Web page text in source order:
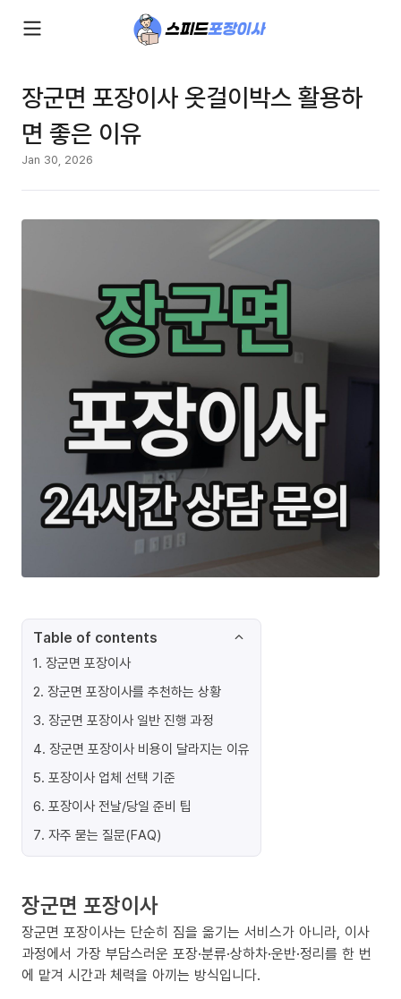
장군면 포장이사 옷걸이박스 활용하
면 좋은 이유
Jan 30, 2026
Table of contents
1. 장군면 포장이사
2. 장군면 포장이사를 추천하는 상황
3. 장군면 포장이사 일반 진행 과정
4. 장군면 포장이사 비용이 달라지는 이유
5. 포장이사 업체 선택 기준
6. 포장이사 전날/당일 준비 팁
7. 자주 묻는 질문(FAQ)
장군면 포장이사
장군면 포장이사는 단순히 짐을 옮기는 서비스가 아니라, 이사
과정에서 가장 부담스러운 포장·분류·상하차·운반·정리를 한 번
에 맡겨 시간과 체력을 아끼는 방식입니다.